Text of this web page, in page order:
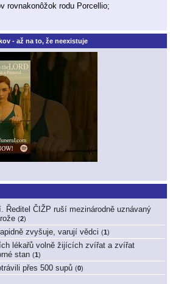
rovnakonôžok rodu Porcellio;
- až na to, že neexistuje
Ředitel ČIŽP ruší mezinárodně uznávaný
(2)
zvyšuje, varují vědci (1)
lékařů volně žijících zvířat a zvířat
stan (1)
přes 500 supů (0)